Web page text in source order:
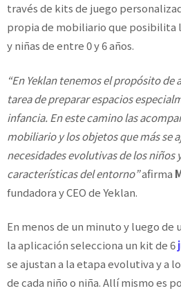
través de kits de juego
propia de mobiliario que posibilita
y niñas de entre 0 y 6 años.
“En Yeklan tenemos el propósito de
tarea de preparar espacios
infancia. En este camino las
mobiliario y los objetos que más se
necesidades evolutivas de los niños
características del entorno”afirma
fundadora y CEO de Yeklan.
En menos de un minuto y luego de
la aplicación selecciona un kit de 6
se ajustan a la etapa evolutiva y a
de cada niño o niña. Allí mismo es